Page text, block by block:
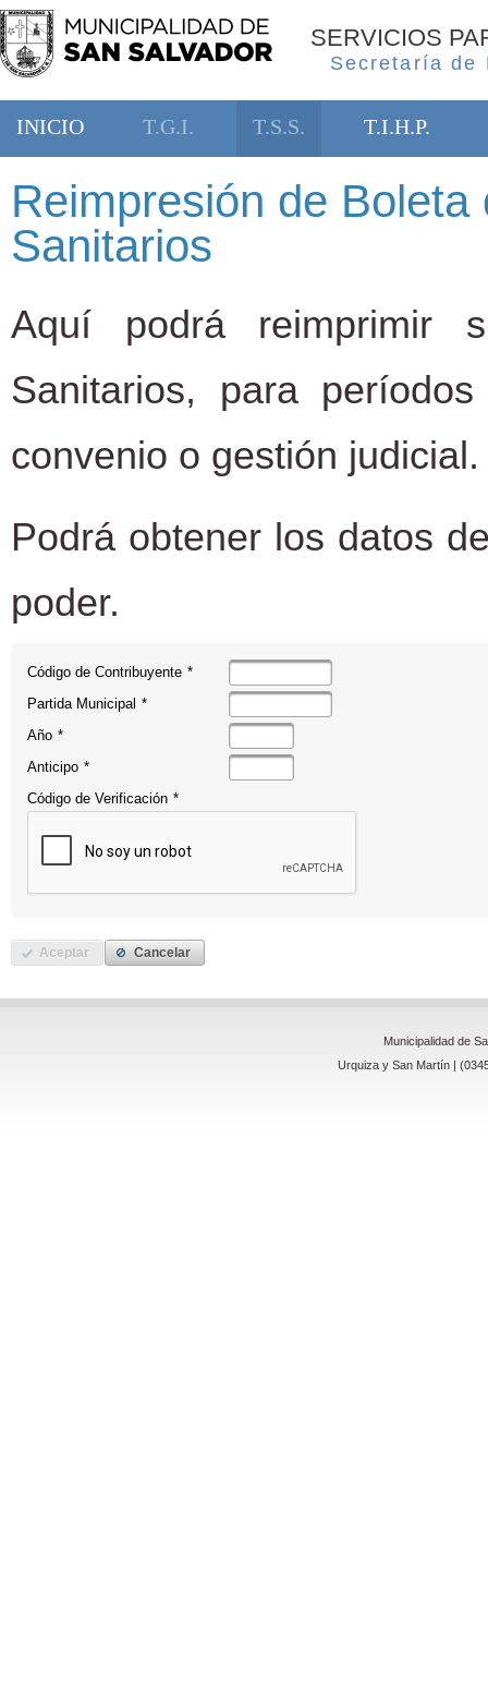
SERVICIOS
Secretaría de
INICIO T.G.I. T.S.S. T.I.H.P.
Reimpresión de
Sanitarios
Aquí podrá reimprimir
Sanitarios, para
convenio o gestión judicial.
Podrá obtener los datos
poder.
Código de Contribuyente *
Partida Municipal *
Año *
Anticipo *
Código de Verificación *
Aceptar Cancelar
Municipalidad de
Urquiza y San Martín |